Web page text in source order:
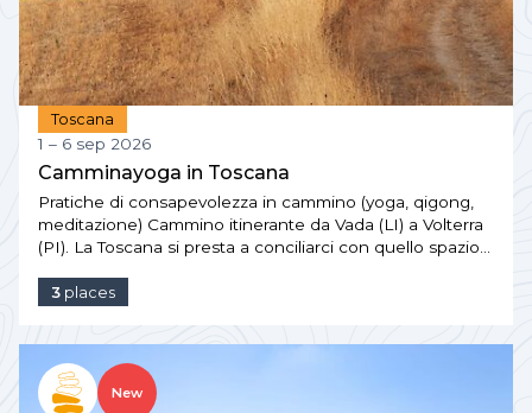
Toscana
1 – 6 sep 2026
Camminayoga in Toscana
Pratiche di consapevolezza in cammino (yoga, qigong,
meditazione) Cammino itinerante da Vada (LI) a Volterra
(PI). La Toscana si presta a conciliarci con quello spazio…
3 places
New